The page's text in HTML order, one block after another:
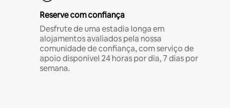
Reserve com confiança
Desfrute de uma estadia longa em
alojamentos avaliados pela nossa
comunidade de confiança, com serviço de
apoio disponível 24 horas por dia, 7 dias por
semana.